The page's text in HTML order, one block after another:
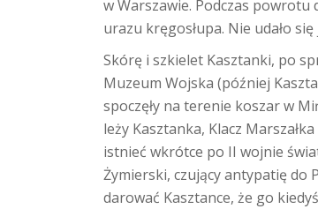
w Warszawie. Podczas powrotu
urazu kręgosłupa. Nie udało
Skórę i szkielet Kasztanki, po
Muzeum Wojska (później
spoczęły na terenie koszar w
leży Kasztanka, Klacz
istnieć wkrótce po II wojnie
Żymierski, czujący antypatię do
darować Kasztance, że go